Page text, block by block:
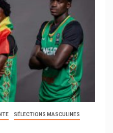
SÉLECTIONS MASCULINES